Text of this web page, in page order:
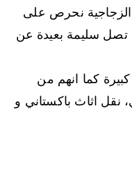
نحرص على
تصل سليمة بعيدة عن
كبيرة كما انهم من
نقل اثاث باكستاني و